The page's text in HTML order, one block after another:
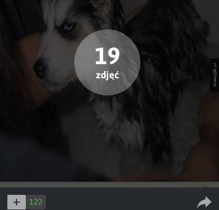
19
zdjęć
122